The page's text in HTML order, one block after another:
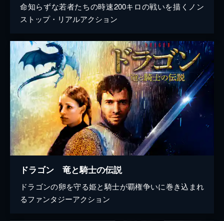
命知らずな若者たちの時速200キロの戦いを描くノン
ストップ・リアルアクション
ドラゴン 竜と騎士の伝説
ドラゴンの卵を守る姫と騎士が覇権争いに巻き込まれ
るファンタジーアクション